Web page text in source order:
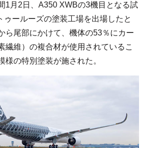
1月2日、A350 XWBの3機目となる試
ゥールーズの塗装工場を出場したと
ら尾部にかけて、機体の53％にカー
繊維）の複合材が使用されているこ
様の特別塗装が施された。